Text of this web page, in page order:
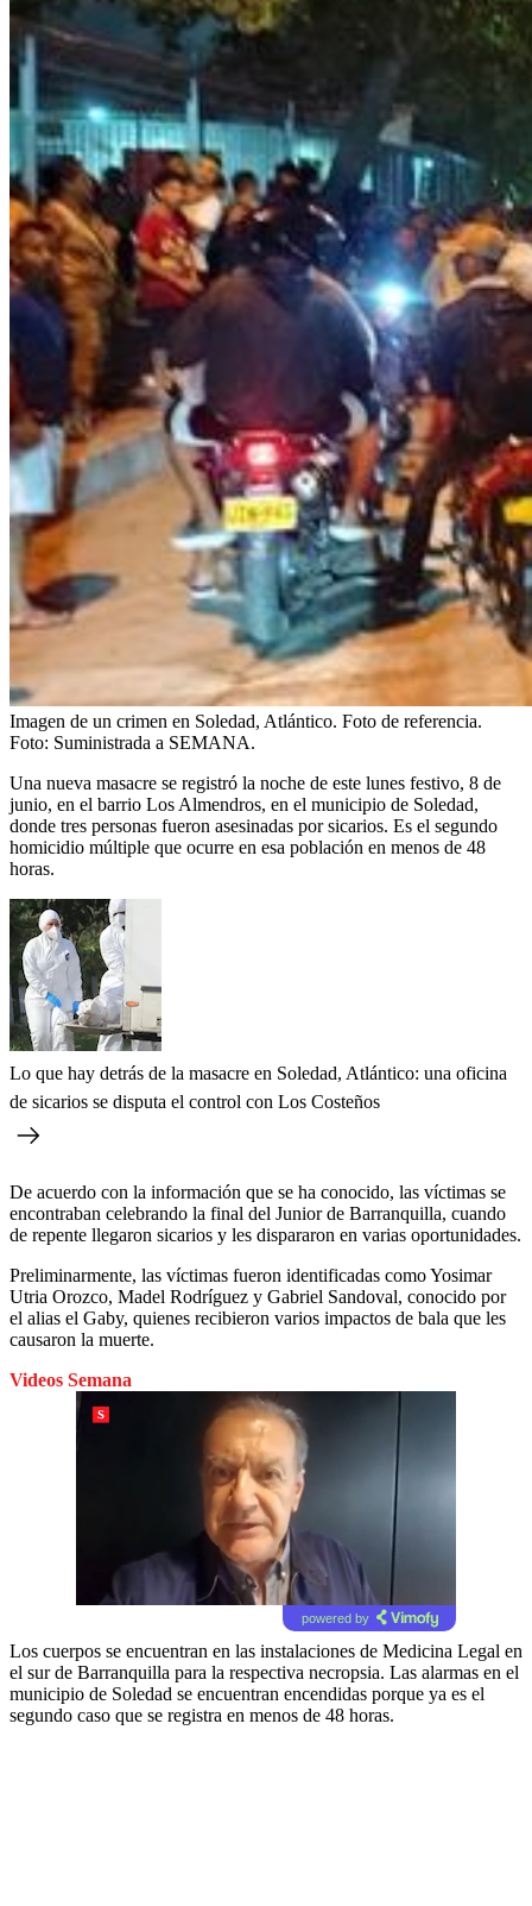
Imagen de un crimen en Soledad, Atlántico. Foto de referencia.
Foto: Suministrada a SEMANA.
Una nueva masacre se registró la noche de este lunes festivo, 8 de
junio, en el barrio Los Almendros, en el municipio de Soledad,
donde tres personas fueron asesinadas por sicarios. Es el segundo
homicidio múltiple que ocurre en esa población en menos de 48
horas.
Lo que hay detrás de la masacre en Soledad, Atlántico: una oficina
de sicarios se disputa el control con Los Costeños
De acuerdo con la información que se ha conocido, las víctimas se
encontraban celebrando la final del Junior de Barranquilla, cuando
de repente llegaron sicarios y les dispararon en varias oportunidades.
Preliminarmente, las víctimas fueron identificadas como Yosimar
Utria Orozco, Madel Rodríguez y Gabriel Sandoval, conocido por
el alias el Gaby, quienes recibieron varios impactos de bala que les
causaron la muerte.
Videos Semana
powered by
Los cuerpos se encuentran en las instalaciones de Medicina Legal en
el sur de Barranquilla para la respectiva necropsia. Las alarmas en el
municipio de Soledad se encuentran encendidas porque ya es el
segundo caso que se registra en menos de 48 horas.